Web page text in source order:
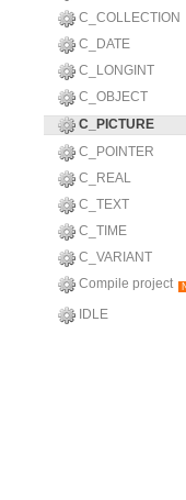
C_COLLECTION
C_DATE
C_LONGINT
C_OBJECT
C_PICTURE
C_POINTER
C_REAL
C_TEXT
C_TIME
C_VARIANT
Compile project
IDLE